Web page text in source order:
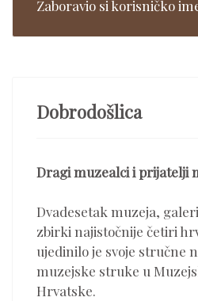
Zaboravio si korisničko
Dobrodošlica
Dragi muzealci i prijatelji
Dvadesetak muzeja,
zbirki najistočnije četiri
ujedinilo je svoje stručne
muzejske struke u
Hrvatske.